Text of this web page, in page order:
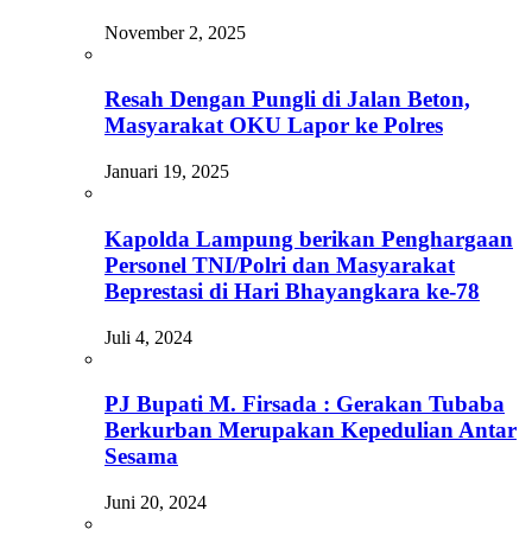
November 2, 2025
Resah Dengan Pungli di Jalan Beton,
Masyarakat OKU Lapor ke Polres
Januari 19, 2025
Kapolda Lampung berikan Penghargaan
Personel TNI/Polri dan Masyarakat
Beprestasi di Hari Bhayangkara ke-78
Juli 4, 2024
PJ Bupati M. Firsada : Gerakan Tubaba
Berkurban Merupakan Kepedulian Antar
Sesama
Juni 20, 2024